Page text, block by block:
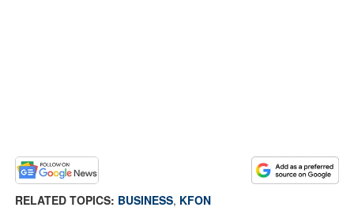
RELATED TOPICS: BUSINESS, KFON